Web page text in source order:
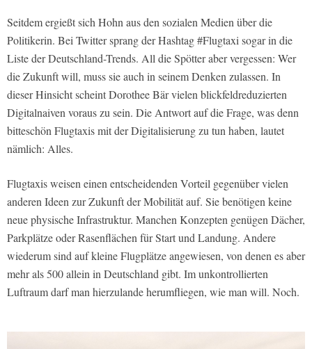
Seitdem ergießt sich Hohn aus den sozialen Medien über die
Politikerin. Bei Twitter sprang der Hashtag #Flugtaxi sogar in die
Liste der Deutschland-Trends. All die Spötter aber vergessen: Wer
die Zukunft will, muss sie auch in seinem Denken zulassen. In
dieser Hinsicht scheint Dorothee Bär vielen blickfeldreduzierten
Digitalnaiven voraus zu sein. Die Antwort auf die Frage, was denn
bitteschön Flugtaxis mit der Digitalisierung zu tun haben, lautet
nämlich: Alles.
Flugtaxis weisen einen entscheidenden Vorteil gegenüber vielen
anderen Ideen zur Zukunft der Mobilität auf. Sie benötigen keine
neue physische Infrastruktur. Manchen Konzepten genügen Dächer,
Parkplätze oder Rasenflächen für Start und Landung. Andere
wiederum sind auf kleine Flugplätze angewiesen, von denen es aber
mehr als 500 allein in Deutschland gibt. Im unkontrollierten
Luftraum darf man hierzulande herumfliegen, wie man will. Noch.